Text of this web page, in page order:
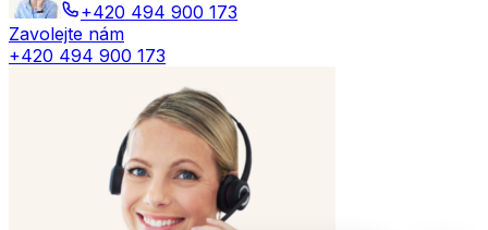
+420 494 900 173
Zavolejte nám
+420 494 900 173